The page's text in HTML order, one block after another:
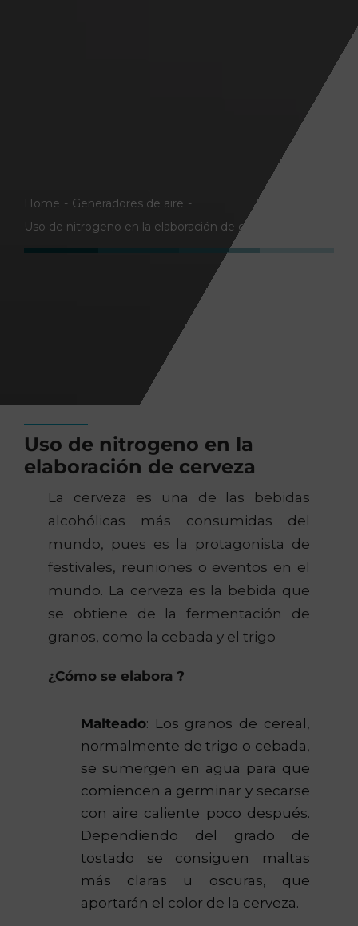
Home
Generadores de aire
Uso de nitrogeno en la elaboración de cerveza
Uso de nitrogeno en la
elaboración de cerveza
La cerveza es una de las bebidas
alcohólicas más consumidas del
mundo, pues es la protagonista de
festivales, reuniones o eventos en el
mundo. La cerveza es la bebida que
se obtiene de la fermentación de
granos, como la cebada y el trigo
¿Cómo se elabora ?
Malteado: Los granos de cereal,
normalmente de trigo o cebada,
se sumergen en agua para que
comiencen a germinar y secarse
con aire caliente poco después.
Dependiendo del grado de
tostado se consiguen maltas
más claras u oscuras, que
aportarán el color de la cerveza.